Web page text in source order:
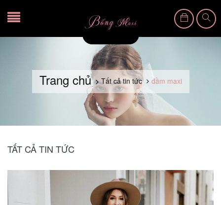
Trang chủ Tất cả tin tức đầm maxi
TẤT CẢ TIN TỨC